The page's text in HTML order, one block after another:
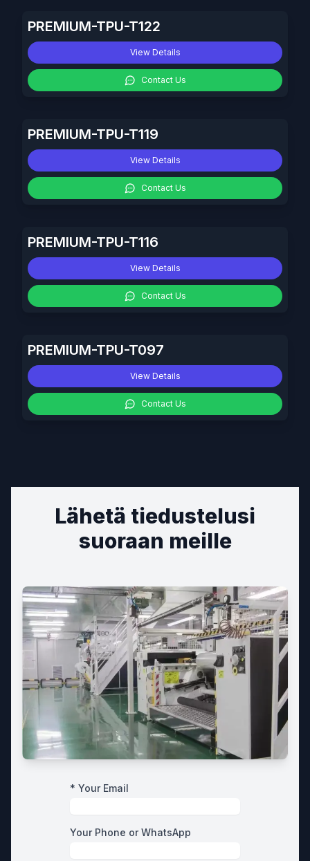
PREMIUM-TPU-T122
View Details
Contact Us
PREMIUM-TPU-T119
View Details
Contact Us
PREMIUM-TPU-T116
View Details
Contact Us
PREMIUM-TPU-T097
View Details
Contact Us
Lähetä tiedustelusi
suoraan meille
* Your Email
Your Phone or WhatsApp